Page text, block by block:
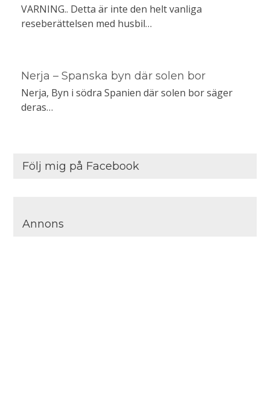
VARNING.. Detta är inte den helt vanliga
reseberättelsen med husbil…
Nerja – Spanska byn där solen bor
Nerja, Byn i södra Spanien där solen bor säger
deras…
Följ mig på Facebook
Annons